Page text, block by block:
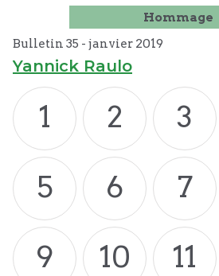
Hommage
Bulletin 35 - janvier 2019
Yannick Raulo
1 2 3
5
6 7
9
10 11